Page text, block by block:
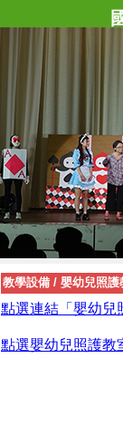
教學設備 / 嬰幼兒照護
點選連結「嬰幼兒
點選嬰幼兒照護教